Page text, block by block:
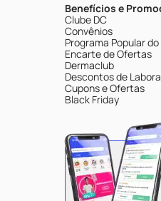
Benefícios e
Clube DC
Convênios
Programa Popular
Encarte de Ofertas
Dermaclub
Descontos de
Cupons e Ofertas
Black Friday